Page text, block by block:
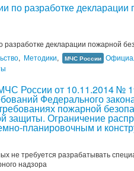
по разработке декларации
декларации пожарной
, Методики, МЧС России
России от 10.11.2014 №
Федерального
пожарной
защиты. Ограничение
планировочным и
не требуется разрабатывать
надзора